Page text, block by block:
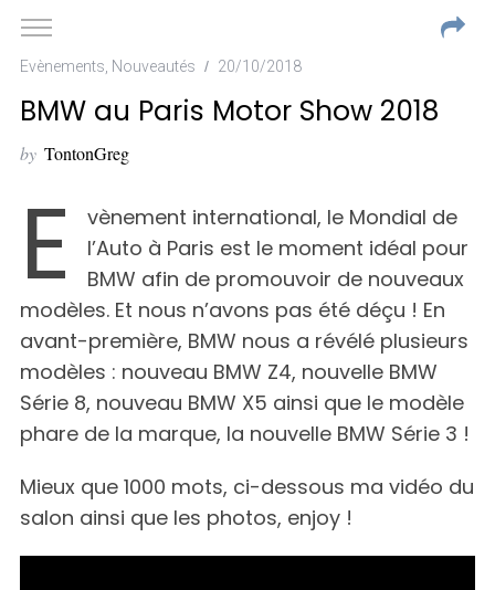
Evènements Nouveautés 20/10/2018
BMW au Paris Motor Show 2018
by TontonGreg
E
vènement international, le Mondial de
l’Auto à Paris est le moment idéal pour
BMW afin de promouvoir de nouveaux
modèles. Et nous n’avons pas été déçu ! En
avant-première, BMW nous a révélé plusieurs
modèles : nouveau BMW Z4, nouvelle BMW
Série 8, nouveau BMW X5 ainsi que le modèle
phare de la marque, la nouvelle BMW Série 3 !
Mieux que 1000 mots, ci-dessous ma vidéo du
salon ainsi que les photos, enjoy !